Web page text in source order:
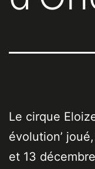
Le cirque
évolution’
et 13